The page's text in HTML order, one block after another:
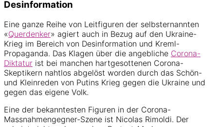
Desinformation
Eine ganze Reihe von Leitfiguren der selbsternannten
«Querdenker» agiert auch in Bezug auf den Ukraine-
Krieg im Bereich von Desinformation und Kreml-
Propaganda. Das Klagen über die angebliche Corona-
Diktatur ist bei manchen hartgesottenen Corona-
Skeptikern nahtlos abgelöst worden durch das Schön-
und Kleinreden von Putins Krieg gegen die Ukraine und
gegen das eigene Volk.
Eine der bekanntesten Figuren in der Corona-
Massnahmengegner-Szene ist Nicolas Rimoldi. Der